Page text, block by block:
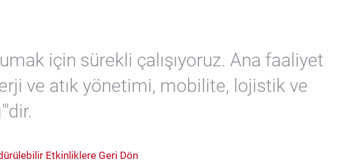
için sürekli çalışıyoruz. Ana faaliyet
ve atık yönetimi, mobilite, lojistik ve
Etkinliklere Geri Dön